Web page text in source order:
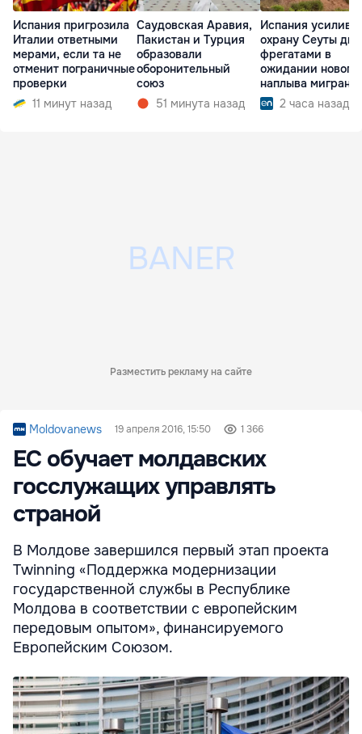
Испания пригрозила
Италии ответными
мерами, если та не
отменит пограничные
проверки
11 минут назад
Саудовская Аравия,
Пакистан и Турция
образовали
оборонительный
союз
51 минута назад
Испания
охрану Сеуты
фрегатами в
ожидании нового
наплыва
2 часа назад
Разместить рекламу на сайте
Moldovanews 19 апреля 2016, 15:50 1 366
ЕС обучает молдавских
госслужащих управлять
страной
В Молдове завершился первый этап проекта
Twinning «Поддержка модернизации
государственной службы в Республике
Молдова в соответствии с европейским
передовым опытом», финансируемого
Европейским Союзом.